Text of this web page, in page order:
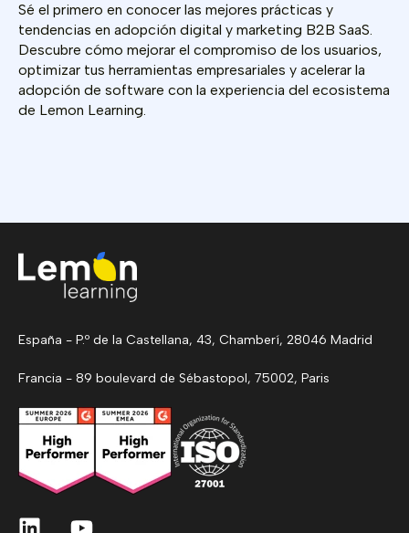
Sé el primero en conocer las mejores prácticas y
tendencias en adopción digital y marketing B2B SaaS.
Descubre cómo mejorar el compromiso de los usuarios,
optimizar tus herramientas empresariales y acelerar la
adopción de software con la experiencia del ecosistema
de Lemon Learning.
España - P.º de la Castellana, 43, Chamberí, 28046 Madrid
Francia - 89 boulevard de Sébastopol, 75002, Paris